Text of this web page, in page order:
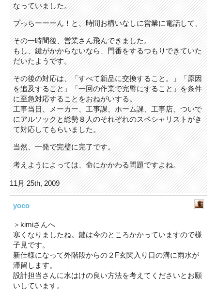
なっていました。
プっちーーーん！と、時間お構いなしに営業に電話して、
その一時間後、営業さん飛んできました。
もし、鍵がかからないなら、門番をするつもりできていた
だいたようです。
その後の対応は、「すべて新品に交換すること。」「原因
を追及すること」「一回の作業で完璧にすること」を条件
に至急対応することをおねがいする。
工事当日、メーカー、工事課、ホーム課、工事店、ついで
にアルソックと総勢８人のそれぞれのスペシャリストがき
て対応してもらいました。
当然、一発で完璧に完了です。
考えようによっては、命にかかわる問題ですよね。
11月 25th, 2009
yoco
＞kimiさんへ
寒くなりましたね。鍵は今のところかかっていますので様
子見です。
新仕様になって外階段からの２F玄関入り口の溝に雨水が
滞留します。
設計担当さんに水はけの良い方法を考えてくださいとお願
いしています。